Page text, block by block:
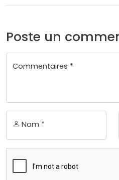
Poste un
Commentaires *
Nom *